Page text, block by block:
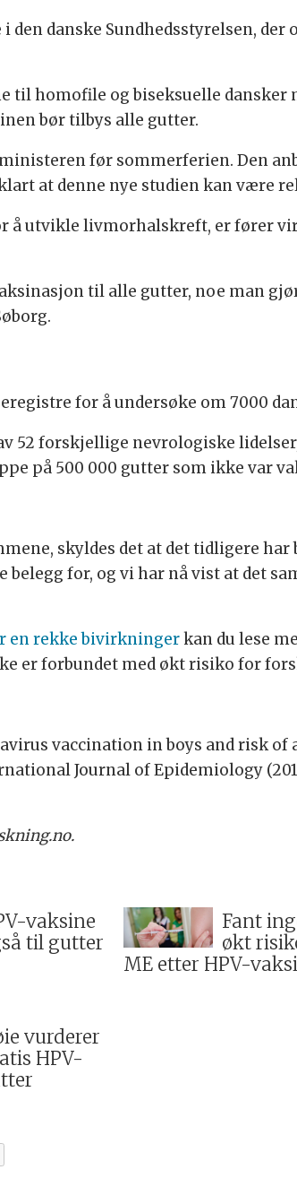
danske Sundhedsstyrelsen, der
homofile og biseksuelle dansker
bør tilbys alle gutter.
før sommerferien. Den
at denne nye studien kan være
å utvikle livmorhalskreft, er fører
til alle gutter, noe man
for å undersøke om 7000
52 forskjellige nevrologiske
på 500 000 gutter som ikke var
skyldes det at det tidligere
for, og vi har nå vist at det
en rekke bivirkningerkan du lese
er forbundet med økt risiko for
vaccination in boys and risk of
Journal of Epidemiology
vaksine
til gutter
Fant
økt
ME etter HPV-
vurderer
HPV-